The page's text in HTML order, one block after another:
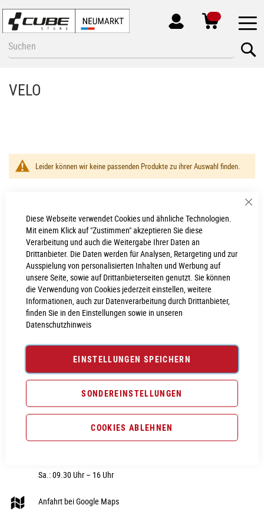
Diese Webseite verwendet Cookies und ähnliche Technologien.
Mit einem Klick auf "Zustimmen" akzeptieren Sie diese
Verarbeitung und auch die Weitergabe Ihrer Daten an
Drittanbieter. Die Daten werden für Analysen, Retargeting und zur
Ausspielung von personalisierten Inhalten und Werbung auf
unsere Seite, sowie auf Drittanbieterseiten genutzt. Sie können
die Verwendung von Cookies jederzeit einstellen, weitere
Informationen, auch zur Datenverarbeitung durch Drittanbieter,
finden Sie in den Einstellungen sowie in unseren
Datenschutzhinweis
EINSTELLUNGEN SPEICHERN
SONDEREINSTELLUNGEN
COOKIES ABLEHNEN
MEIN
KONTO
VELO
Leider können wir keine passenden Produkte zu ihrer Auswahl finden.
Neumarkt - Newsletter
Anmelden
CUBE STORE NEUMARKT
Nürnberger Str. 28
92318 Neumarkt i.d.OPf
09181 - 40606 0
E-Mail:webshop@cube-store-
Hier unsere Öffnungszeiten:
Sa.: 09.30 Uhr – 16 Uhr
Anfahrt bei Google Maps
E-Bike
Fahrradzubehör
Sale